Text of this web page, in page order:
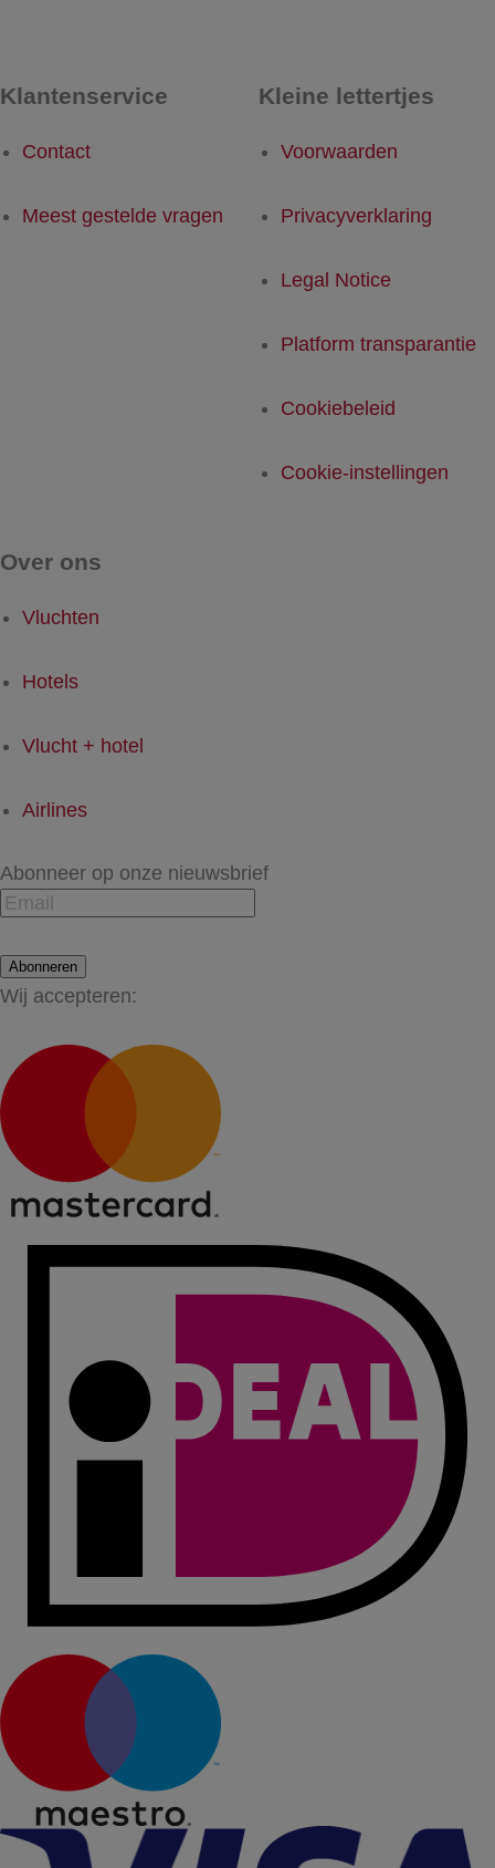
Klantenservice
Contact
Meest gestelde vragen
Kleine lettertjes
Voorwaarden
Privacyverklaring
Legal Notice
Platform transparantie
Cookiebeleid
Cookie-instellingen
Over ons
Vluchten
Hotels
Vlucht + hotel
Airlines
Abonneer op onze nieuwsbrief
Abonneren
Wij accepteren: